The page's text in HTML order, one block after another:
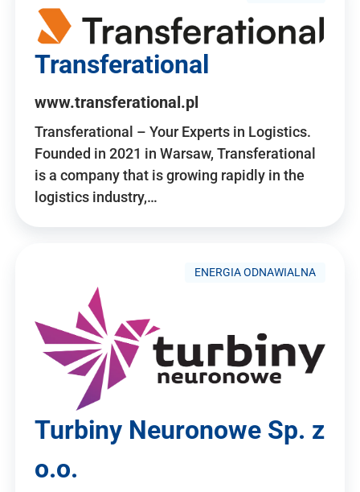
Transferational
www.transferational.pl
Transferational – Your Experts in Logistics.
Founded in 2021 in Warsaw, Transferational
is a company that is growing rapidly in the
logistics industry,…
ENERGIA ODNAWIALNA
Turbiny Neuronowe Sp. z
o.o.